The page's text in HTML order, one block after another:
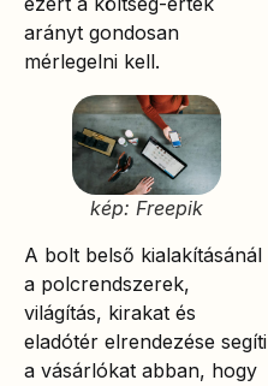
arányt gondosan
mérlegelni kell.
kép: Freepik
A bolt belső kialakításánál
a polcrendszerek,
világítás, kirakat és
eladótér elrendezése segíti
a vásárlókat abban, hogy